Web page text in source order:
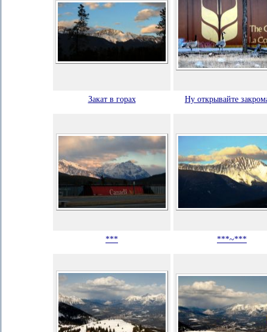
Закат в горах Ну открывайте
*** ***~***